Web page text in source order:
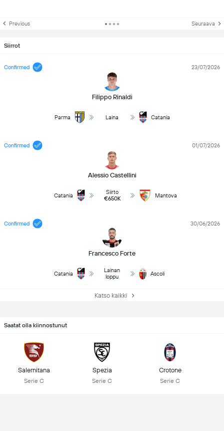
Previous Seuraava
Siirrot
Confirmed
Filippo Rinaldi
23/07/2026
Parma Laina Catania
Confirmed
Alessio Castellini
01/07/2026
Catania
Siirto
€650K
Mantova
Confirmed
Francesco Forte
30/06/2026
Catania
Lainan
loppu
Ascoli
Katso kaikki
Saatat olla kiinnostunut
Salernitana
Serie C
Spezia
Serie C
Crotone
Serie C